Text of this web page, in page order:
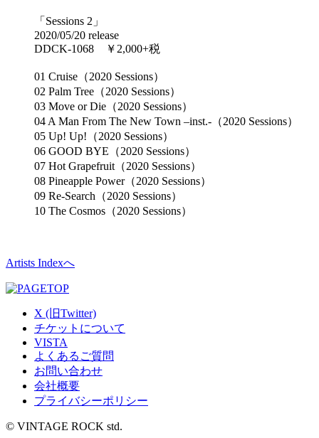
「Sessions 2」
2020/05/20 release
DDCK-1068 ￥2,000+税
01 Cruise（2020 Sessions）
02 Palm Tree（2020 Sessions）
03 Move or Die（2020 Sessions）
04 A Man From The New Town –inst.-（2020 Sessions）
05 Up! Up!（2020 Sessions）
06 GOOD BYE（2020 Sessions）
07 Hot Grapefruit（2020 Sessions）
08 Pineapple Power（2020 Sessions）
09 Re-Search（2020 Sessions）
10 The Cosmos（2020 Sessions）
Artists Indexへ
X (旧Twitter)
チケットについて
VISTA
よくあるご質問
お問い合わせ
会社概要
プライバシーポリシー
© VINTAGE ROCK std.